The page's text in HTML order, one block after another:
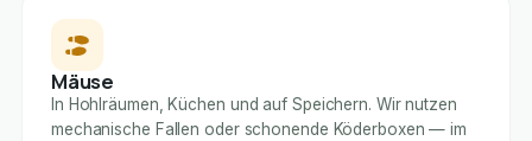
Mäuse
In Hohlräumen, Küchen und auf Speichern. Wir nutzen
mechanische Fallen oder schonende Köderboxen — im